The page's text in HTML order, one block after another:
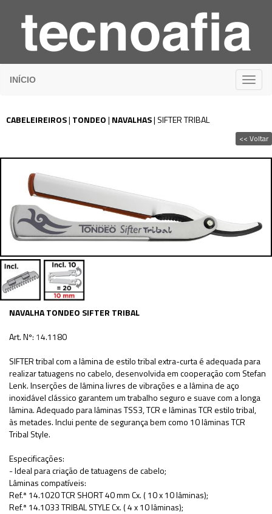
INÍCIO
CABELEIREIROS| TONDEO| NAVALHAS| SIFTER TRIBAL
<< Voltar
NAVALHA TONDEO SIFTER TRIBAL
Art. Nº: 14.1180
SIFTER tribal com a lâmina de estilo tribal extra-curta é adequada para
realizar tatuagens no cabelo, desenvolvida em cooperação com Stefan
Lenk. Inserções de lâmina livres de vibrações e a lâmina de aço
inoxidável clássico garantem um trabalho seguro e suave com a longa
lâmina. Adequado para lâminas TSS3, TCR e lâminas TCR estilo tribal,
às metades. Inclui pente de segurança bem como 10 lâminas TCR
Tribal Style.
Especificações:
- Ideal para criação de tatuagens de cabelo;
Lâminas compatíveis:
Ref.ª 14.1020 TCR SHORT 40 mm Cx. ( 10 x 10 lâminas);
Ref.ª 14.1033 TRIBAL STYLE Cx. ( 4 x 10 lâminas);